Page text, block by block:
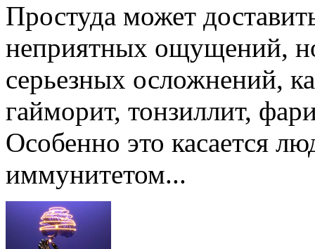
Простуда может
неприятных ощущений,
серьезных осложнений,
гайморит, тонзиллит,
Особенно это касается
иммунитетом...